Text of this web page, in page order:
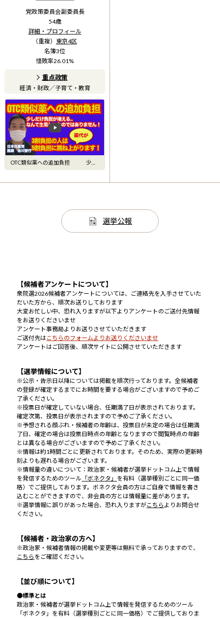
党政策委員会副委員長
54歳
詳細・プロフィール
（重複） 東京4区
名簿3位
惜敗率26.01%
重点政策
経済・財政／子育て・教育
OTC類似薬への追加負担 少し
負担が追加される…なんても
選挙公報
【候補者アンケートについて】
衆院選2026候補者アンケートについては、ご連絡先を入手させていた
だいた方から、順次お送りしております
大変お忙しい中、恐れ入りますが以下よりアンケートのご送付先情報
をお送りくださいませ
アンケート事務局よりお送りさせていただきます
ご送付先はこちらのフォームよりお送りくださいませ
アンケートはご回答後、順次サイトに公開させていただきます
【選挙情報について】
※公示・告示日以降については掲載を順次行っております。全候補者
の登録が確定するまでにお時間を要する場合がございますので予めご
了承ください。
※投票日が確定していない場合、任期満了日が表示されております。
確定次第、投票日が表示されますので予めご了承ください。
※予想される顔ぶれ・候補者の年齢は、投票日が未定の場合は任期満
了日、確定の場合は投票日時点の年齢となりますので閲覧時点の年齢
とは異なる場合がございますので予めご了承ください。
※情報は約1時間ごとに更新されております。そのため、実際の更新時
刻よりも遅れる場合がございます。
※情報量の違いについて：政治家・候補者が選挙ドットコム上で情報
を発信するためのツール 「ボネクタ」 を有料（選挙種別ごとに同一価
格）でご提供しております。ボネクタ会員の方はご自身で情報を書き
込むことができますので、非会員の方とは情報量に差があります。
※選挙情報に誤りがあった場合、恐れ入りますがこちら よりお問合せ
ください。
【候補者・政治家の方へ】
※政治家・候補者情報の掲載や変更等は無料で承っておりますので、
こちら をご確認ください。
【並び順について】
●標準とは
政治家・候補者が選挙ドットコム上で情報を発信するためのツール
「ボネクタ」を有料（選挙種別ごとに同一価格）でご提供しておりま